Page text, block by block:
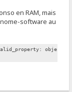
en RAM, mais
software au
object